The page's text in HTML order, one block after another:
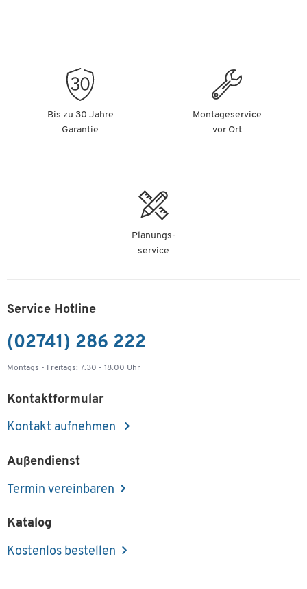
Bis zu 30 Jahre
Garantie
Montageservice
vor Ort
Planungs-
service
Service Hotline
(02741) 286 222
Montags - Freitags: 7.30 - 18.00 Uhr
Kontaktformular
Kontakt aufnehmen
Außendienst
Termin vereinbaren
Katalog
Kostenlos bestellen